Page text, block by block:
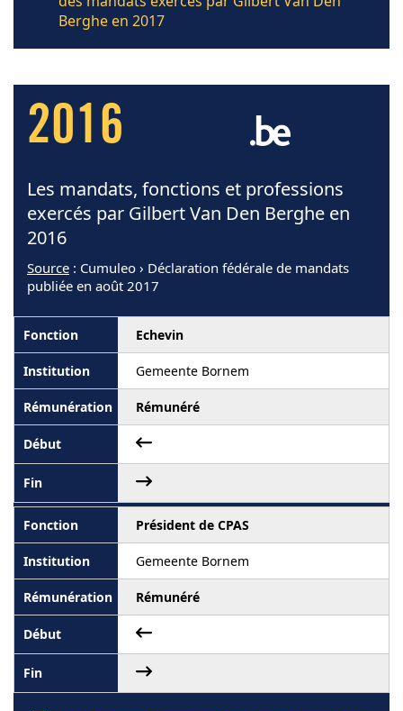
Berghe en 2017
2016
Les mandats, fonctions et professions
exercés par Gilbert Van Den Berghe en
2016
Source : Cumuleo › Déclaration fédérale de mandats
publiée en août 2017
Echevin
Gemeente Bornem
Rémunéré
Président de CPAS
Gemeente Bornem
Rémunéré